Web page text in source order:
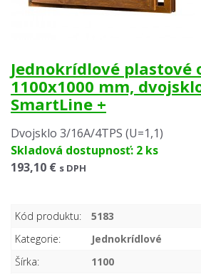
Jednokrídlové plastové
1100x1000 mm,
SmartLine +
Dvojsklo 3/16A/4TPS (U=1,1)
Skladová dostupnosť: 2 ks
193,10 € s DPH
Kód produktu:
5183
Kategorie:
Jednokrídlové
Šírka:
1100